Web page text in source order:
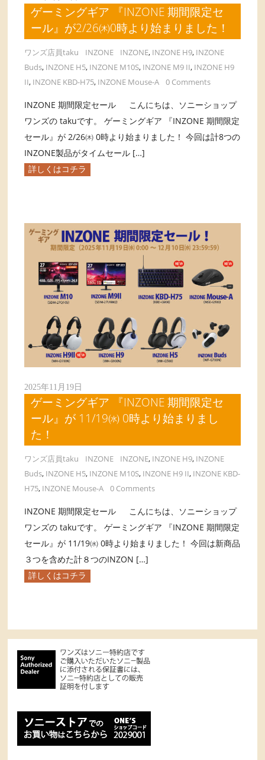
ゲーミングギア 『INZONE 期間限定セ
ール』が2/26㈭0時より始まりました！
ワンズ店員taku INZONE INZONE, INZONE H9, INZONE
Buds, INZONE H5, INZONE M10S, INZONE M9 II, INZONE H9
II, INZONE KBD-H75, INZONE Mouse-A 0 Comments
INZONE 期間限定セール こんにちは、ソニーショップ
ワンズの takuです。 ゲーミングギア 『INZONE 期間限定
セール』が 2/26㈭ 0時より始まりました！ 今回は計8つの
INZONE製品がタイムセール […]
詳しくはコチラ
2025年11月19日
ゲーミングギア 『INZONE 期間限定セ
ール』が 11/19㈬ 0時より始まりまし
た！
ワンズ店員taku INZONE INZONE, INZONE H9, INZONE
Buds, INZONE H5, INZONE M10S, INZONE H9 II, INZONE KBD-
H75, INZONE Mouse-A 0 Comments
INZONE 期間限定セール こんにちは、ソニーショップ
ワンズの takuです。 ゲーミングギア 『INZONE 期間限定
セール』が 11/19㈬ 0時より始まりました！ 今回は新商品
３つを含めた計８つのINZON […]
詳しくはコチラ